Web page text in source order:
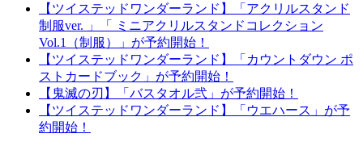
【ツイステッドワンダーランド】「アクリルスタンド
制服ver. 」「 ミニアクリルスタンドコレクション
Vol.1（制服）」が予約開始！
【ツイステッドワンダーランド】「カウントダウン ポ
ストカードブック」が予約開始！
【鬼滅の刃】「バスタオル弐」が予約開始！
【ツイステッドワンダーランド】「ウエハース」が予
約開始！